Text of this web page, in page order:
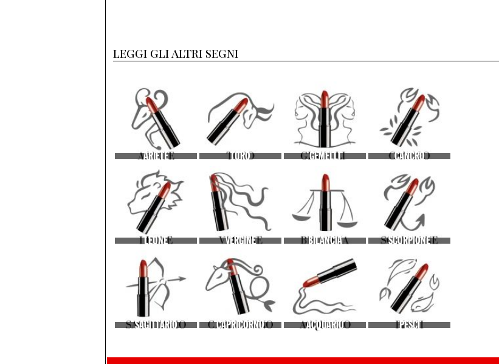
leggi gli altri segni
ARIETE TORO GEMELLI CANCRO
LEONE VERGINE BILANCIA SCORPIONE
SAGITTARIO CAPRICORNO ACQUARIO PESCI